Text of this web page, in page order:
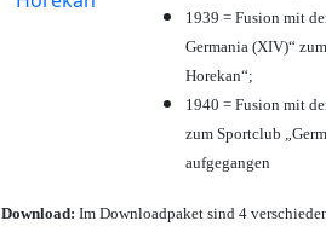
1939 = Fusion mit
Germania (XIV)“
Horekan“;
1940 = Fusion mit
zum Sportclub
aufgegangen
Download: Im Downloadpaket sind 4